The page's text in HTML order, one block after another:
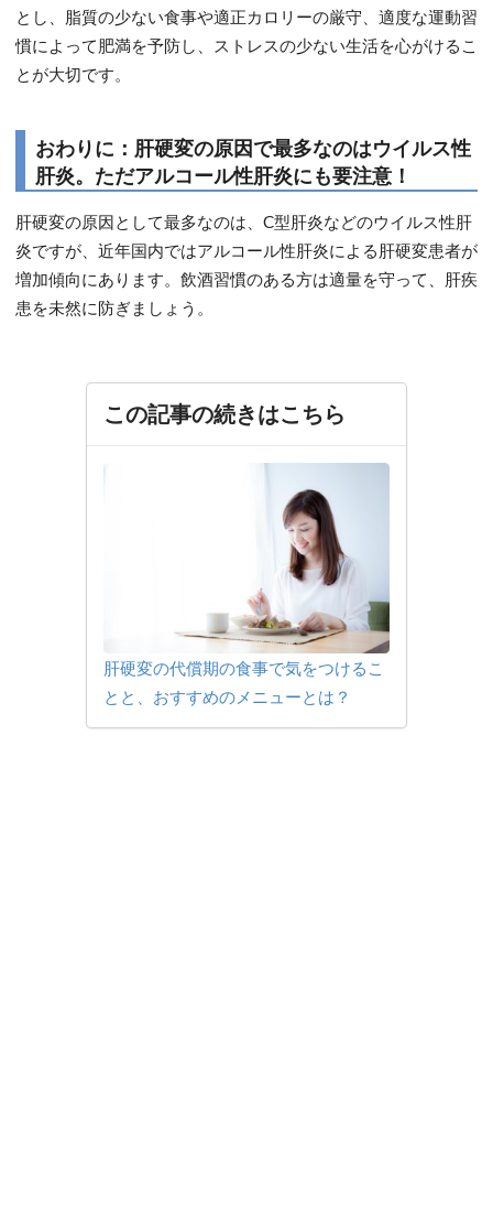
とし、脂質の少ない食事や適正カロリーの厳守、適度な運動習
慣によって肥満を予防し、ストレスの少ない生活を心がけるこ
とが大切です。
おわりに：肝硬変の原因で最多なのはウイルス性
肝炎。ただアルコール性肝炎にも要注意！
肝硬変の原因として最多なのは、C型肝炎などのウイルス性肝
炎ですが、近年国内ではアルコール性肝炎による肝硬変患者が
増加傾向にあります。飲酒習慣のある方は適量を守って、肝疾
患を未然に防ぎましょう。
この記事の続きはこちら
肝硬変の代償期の食事で気をつけるこ
とと、おすすめのメニューとは？